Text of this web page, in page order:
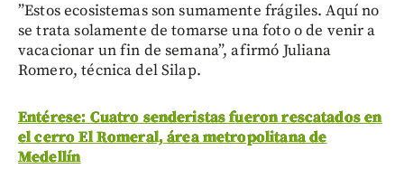
”Estos ecosistemas son sumamente frágiles. Aquí no
se trata solamente de tomarse una foto o de venir a
vacacionar un fin de semana”, afirmó Juliana
Romero, técnica del Silap.
Entérese: Cuatro senderistas fueron rescatados en
el cerro El Romeral, área metropolitana de
Medellín